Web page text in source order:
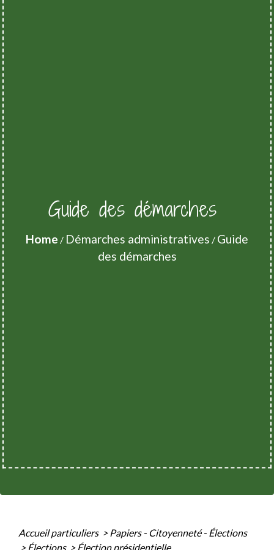
Guide des démarches
Home / Démarches administratives / Guide
des démarches
Accueil particuliers > Papiers - Citoyenneté - Élections
> Élections > Élection présidentielle